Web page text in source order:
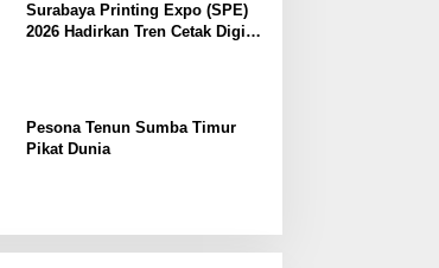
Surabaya Printing Expo (SPE)
2026 Hadirkan Tren Cetak Digital
Pesona Tenun Sumba Timur
Pikat Dunia